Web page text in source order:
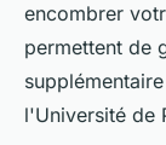
encombrer
permettent de
l'Université de